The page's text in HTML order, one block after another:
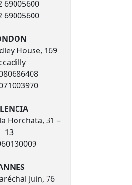
69005600
69005600
House, 169
Horchata, 31 –
13
Juin, 76